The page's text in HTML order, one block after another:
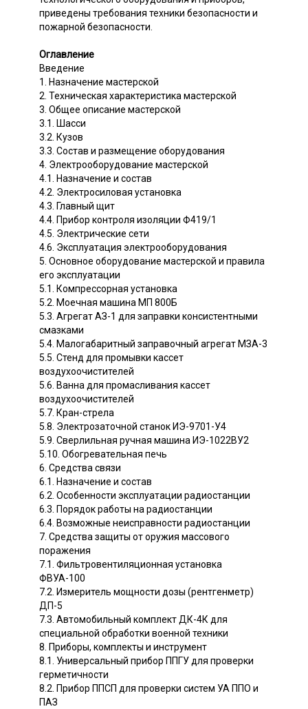
приведены требования техники безопасности и
пожарной безопасности.
Оглавление
Введение
1. Назначение мастерской
2. Техническая характеристика мастерской
3. Общее описание мастерской
3.1. Шасси
3.2. Кузов
3.3. Состав и размещение оборудования
4. Электрооборудование мастерской
4.1. Назначение и состав
4.2. Электросиловая установка
4.3. Главный щит
4.4. Прибор контроля изоляции Ф419/1
4.5. Электрические сети
4.6. Эксплуатация электрооборудования
5. Основное оборудование мастерской и правила
его эксплуатации
5.1. Компрессорная установка
5.2. Моечная машина МП 800Б
5.3. Агрегат АЗ-1 для заправки консистентными
смазками
5.4. Малогабаритный заправочный агрегат МЗА-3
5.5. Стенд для промывки кассет
воздухоочистителей
5.6. Ванна для промасливания кассет
воздухоочистителей
5.7. Кран-стрела
5.8. Электрозаточной станок ИЭ-9701-У4
5.9. Сверлильная ручная машина ИЭ-1022ВУ2
5.10. Обогревательная печь
6. Средства связи
6.1. Назначение и состав
6.2. Особенности эксплуатации радиостанции
6.3. Порядок работы на радиостанции
6.4. Возможные неисправности радиостанции
7. Средства защиты от оружия массового
поражения
7.1. Фильтровентиляционная установка
ФВУА-100
7.2. Измеритель мощности дозы (рентгенметр)
ДП-5
7.3. Автомобильный комплект ДК-4К для
специальной обработки военной техники
8. Приборы, комплекты и инструмент
8.1. Универсальный прибор ППГУ для проверки
герметичности
8.2. Прибор ППСП для проверки систем УА ППО и
ПАЗ